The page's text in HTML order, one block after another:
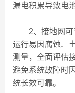
漏电积累导致电
2、接地网可靠
运行易因腐蚀、
测量，全面评估
避免系统故障时
统长效可靠。